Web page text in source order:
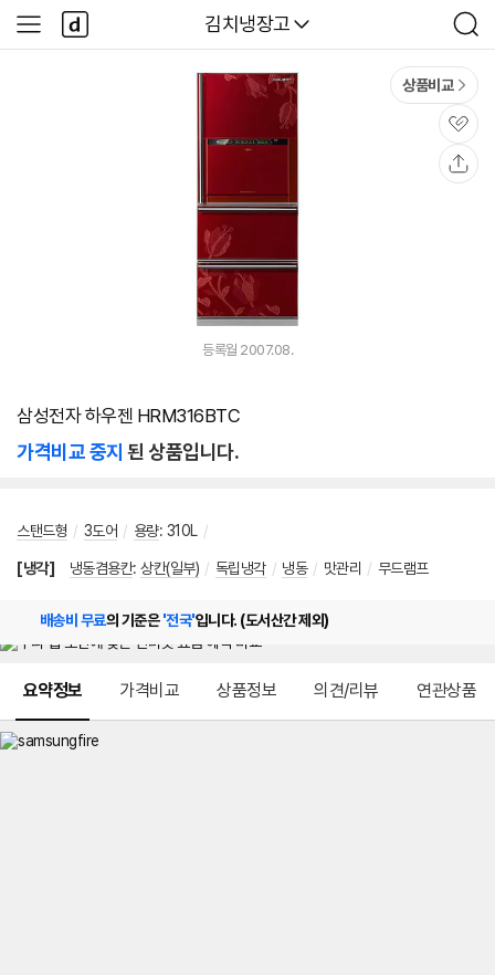
다나와
김치냉장고
검
색
사
이
다
나
와
상품비교
관
심
등록월 2007.08.
삼성전자 하우젠 HRM316BTC
가격비교 중지 된 상품입니다.
스탠드형 / 3도어 / 용량: 310L /
[냉각] 냉동겸용칸: 상칸(일부) / 독립냉각 / 냉동 / 맛관리 / 무드램프
배송비 무료의 기준은'전국'입니다. (도서산간 제외)
요약정보 가격비교 상품정보 의견/리뷰 연관상품